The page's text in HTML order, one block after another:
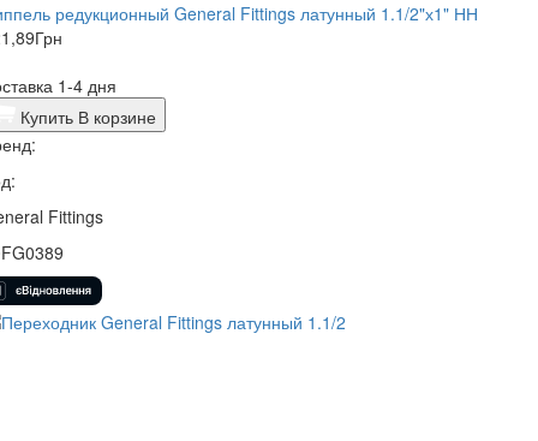
редукционный General Fittings латунный 1.1/2"х1" НН
Грн
1-4 дня
Купить В корзине
Fittings